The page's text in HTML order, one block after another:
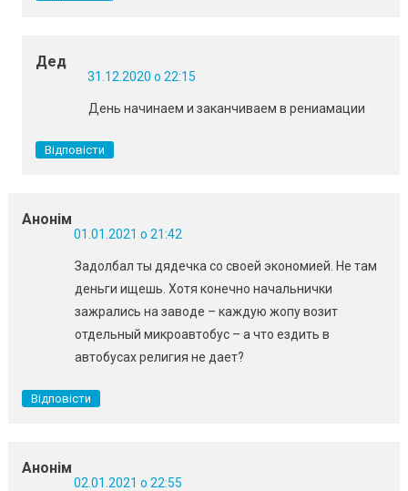
Дед
31.12.2020 о 22:15
День начинаем и заканчиваем в рениамации
Відповісти
Анонім
01.01.2021 о 21:42
Задолбал ты дядечка со своей экономией. Не там
деньги ищешь. Хотя конечно начальнички
зажрались на заводе – каждую жопу возит
отдельный микроавтобус – а что ездить в
автобусах религия не дает?
Відповісти
Анонім
02.01.2021 о 22:55